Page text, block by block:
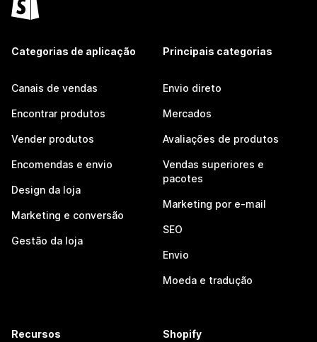
Categorias de aplicação
Canais de vendas
Encontrar produtos
Vender produtos
Encomendas e envio
Design da loja
Marketing e conversão
Gestão da loja
Principais categorias
Envio direto
Mercados
Avaliações de produtos
Vendas superiores e
pacotes
Marketing por e-mail
SEO
Envio
Moeda e tradução
Recursos Shopify